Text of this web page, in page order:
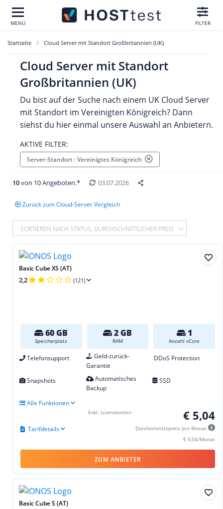
MENÜ FILTER
Startseite Cloud Server mit Standort Großbritannien (UK)
Cloud Server mit Standort
Großbritannien (UK)
Du bist auf der Suche nach einem UK Cloud Server
mit Standort im Vereinigten Königreich? Dann
siehst du hier einmal unsere Auswahl an Anbietern.
AKTIVE FILTER:
Server-Standort : Vereinigtes Königreich
10von 10 Angeboten.* 03.07.2026
Zurück zum Cloud-Server Vergleich
SORTIEREN NACH STATUS, DURCHSCHNITTLICHER PREIS
Basic Cube XS (AT)
2,2 (121)
60 GB
Speicherplatz
2 GB
RAM
1
Anzahl vCore
Telefonsupport
Geld-zurück-
Garantie
DDoS Protection
Snapshots
Automatisches
Backup
SSD
Alle Funktionen
€ 5,04
Durchschnittspreis pro Monat
€ 5,04/Monat
Tarifdetails
Exkl. Lizenzkosten
ZUM ANBIETER
Basic Cube S (AT)